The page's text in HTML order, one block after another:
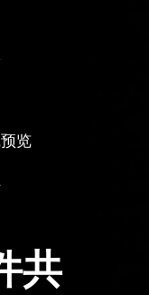
览
共